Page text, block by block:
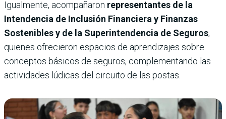
Igualmente, acompañaron representantes de la
Intendencia de Inclusión Financiera y Finanzas
Sostenibles y de la Superintendencia de Seguros,
quienes ofrecieron espacios de aprendizajes sobre
conceptos básicos de seguros, complementando las
actividades lúdicas del circuito de las postas.